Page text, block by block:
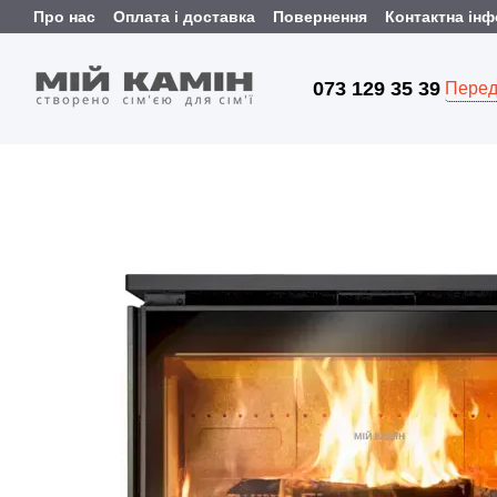
Перейти до основного контенту
Про нас Оплата і доставка Повернення Контактна
073 129 35 39